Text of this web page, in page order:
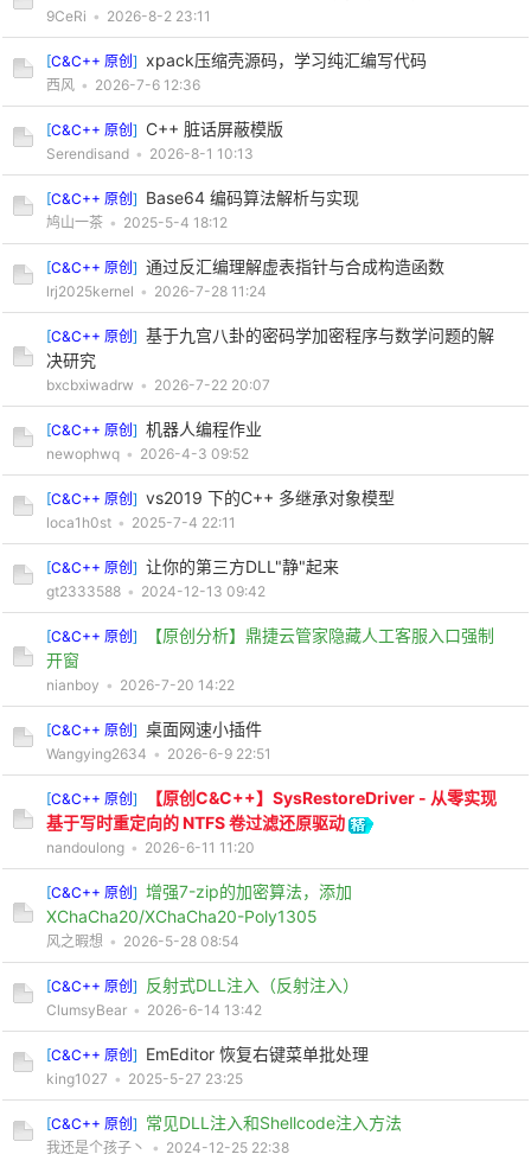
9CeRi • 2026-8-2 23:11
[C&C++ 原创 ] xpack压缩壳源码，学习纯汇编写代码
西风 • 2026-7-6 12:36
[C&C++ 原创 ] C++ 脏话屏蔽模版
Serendisand • 2026-8-1 10:13
[C&C++ 原创 ] Base64 编码算法解析与实现
鸠山一茶 • 2025-5-4 18:12
[C&C++ 原创 ] 通过反汇编理解虚表指针与合成构造函数
lrj2025kernel • 2026-7-28 11:24
[C&C++ 原创 ] 基于九宫八卦的密码学加密程序与数学问题的解
决研究
bxcbxiwadrw • 2026-7-22 20:07
[C&C++ 原创 ] 机器人编程作业
newophwq • 2026-4-3 09:52
[C&C++ 原创 ] vs2019 下的C++ 多继承对象模型
loca1h0st • 2025-7-4 22:11
[C&C++ 原创 ] 让你的第三方DLL"静"起来
gt2333588 • 2024-12-13 09:42
[C&C++ 原创 ]
【原创分析】鼎捷云管家隐藏人工客服入口强制
开窗
nianboy • 2026-7-20 14:22
[C&C++ 原创 ] 桌面网速小插件
Wangying2634 • 2026-6-9 22:51
[C&C++ 原创 ]
【原创C&C++】SysRestoreDriver - 从零实现
基于写时重定向的 NTFS 卷过滤还原驱动
nandoulong • 2026-6-11 11:20
[C&C++ 原创 ] 增强7-zip的加密算法，添加
XChaCha20/XChaCha20-Poly1305
风之暇想 • 2026-5-28 08:54
[C&C++ 原创 ] 反射式DLL注入（反射注入）
ClumsyBear • 2026-6-14 13:42
[C&C++ 原创 ] EmEditor 恢复右键菜单批处理
king1027 • 2025-5-27 23:25
[C&C++ 原创 ] 常见DLL注入和Shellcode注入方法
我还是个孩子丶 • 2024-12-25 22:38